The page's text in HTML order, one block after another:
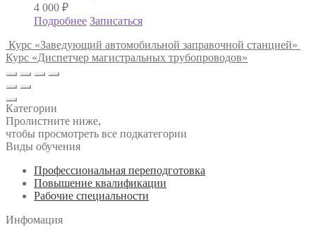
4 000 ₽
Подробнее Записаться
Курс «Заведующий автомобильной заправочной станцией»
Курс «Диспетчер магистральных трубопроводов»
Категории
Пролистните ниже,
чтобы просмотреть все подкатегории
Виды обучения
Профессиональная переподготовка
Повышение квалификации
Рабочие специальности
Инфомация